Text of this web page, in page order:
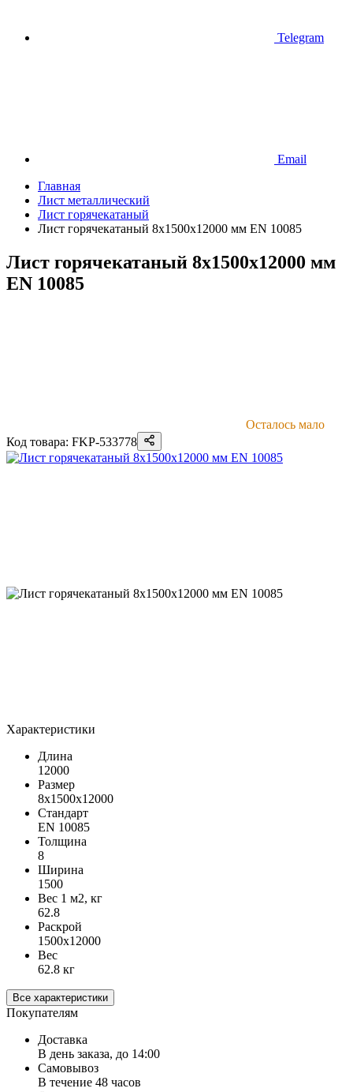
Telegram
Email
Главная
Лист металлический
Лист горячекатаный
Лист горячекатаный 8х1500х12000 мм EN 10085
Лист горячекатаный 8х1500х12000 мм
EN 10085
Осталось мало
Код товара: FKP-533778
Характеристики
Длина
12000
Размер
8х1500х12000
Стандарт
EN 10085
Толщина
8
Ширина
1500
Вес 1 м2, кг
62.8
Раскрой
1500х12000
Вес
62.8 кг
Все характеристики
Покупателям
Доставка
В день заказа, до 14:00
Самовывоз
В течение 48 часов